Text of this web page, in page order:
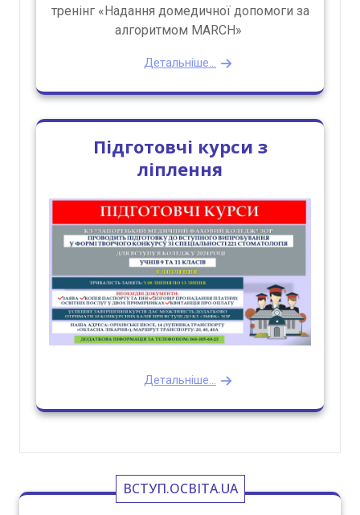
тренінг «Надання домедичної допомоги за
алгоритмом MARCH»
Детальніше...
Підготовчі курси з
ліплення
Детальніше...
ВСТУП.ОСВІТА.UA